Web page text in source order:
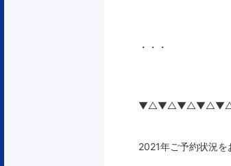
・・・
2021年ご予約状況を